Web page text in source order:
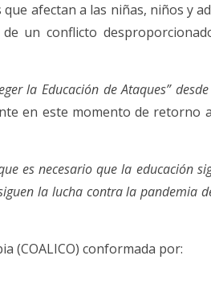
afectan a las niñas, niños y
un conflicto
la Educación de Ataques” desde
en este momento de retorno
es necesario que la educación
la lucha contra la pandemia
(COALICO) conformada por: